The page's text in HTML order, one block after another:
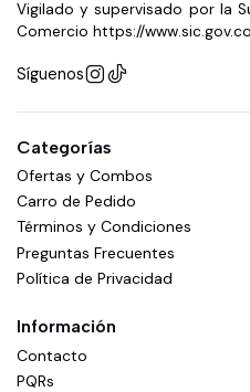
Vigilado y supervisado por la
Comercio https://www.sic.gov.co
Síguenos
Categorías
Ofertas y Combos
Carro de Pedido
Términos y Condiciones
Preguntas Frecuentes
Política de Privacidad
Información
Contacto
PQRs